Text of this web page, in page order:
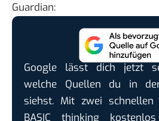
Guardian:
Google lässt dich jetzt
welche Quellen du in
siehst. Mit zwei
BASIC thinking